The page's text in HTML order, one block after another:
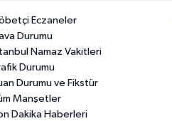
Eczaneler
Durumu
Namaz Vakitleri
Durumu
Durumu ve Fikstür
Manşetler
Dakika Haberleri